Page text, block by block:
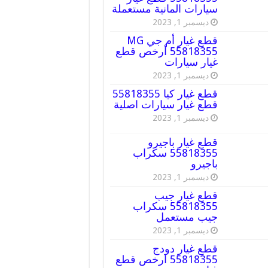
سيارات المانية مستعملة
ديسمبر 1, 2023
قطع غيار أم جي MG
55818355 أرخص قطع
غيار سيارات
ديسمبر 1, 2023
قطع غيار كيا 55818355
قطع غيار سيارات اصلية
ديسمبر 1, 2023
قطع غيار باجيرو
55818355 سكراب
باجيرو
ديسمبر 1, 2023
قطع غيار جيب
55818355 سكراب
جيب مستعمل
ديسمبر 1, 2023
قطع غيار دودج
55818355 ارخص قطع